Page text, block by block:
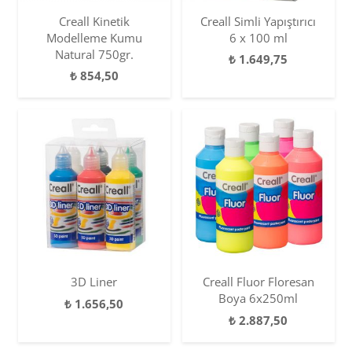
Creall Kinetik
Modelleme Kumu
Natural 750gr.
₺854,50
Creall Simli Yapıştırıcı
6 x 100 ml
₺ 1.649,75
3D Liner
₺ 1.656,50
Creall Fluor Floresan
Boya 6x250ml
₺ 2.887,50